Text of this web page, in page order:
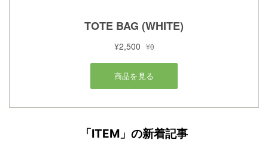
「ITEM」の新着記事